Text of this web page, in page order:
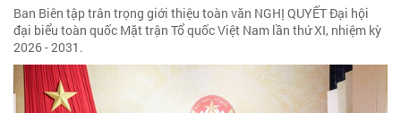
Ban Biên tập trân trọng giới thiệu toàn văn NGHỊ QUYẾT Đại hội
đại biểu toàn quốc Mặt trận Tổ quốc Việt Nam lần thứ XI, nhiệm kỳ
2026 - 2031.